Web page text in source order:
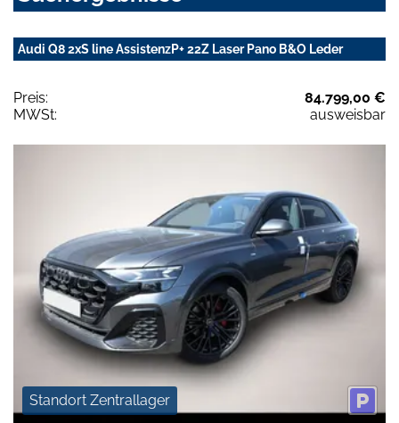
Audi Q8 2xS line AssistenzP+ 22Z Laser Pano B&O Leder
Preis:
84.799,00 €
MWSt:
ausweisbar
Standort Zentrallager